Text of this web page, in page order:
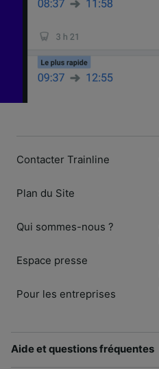
Contacter Trainline
Plan du Site
Qui sommes-nous ?
Espace presse
Pour les entreprises
Aide et questions fréquentes